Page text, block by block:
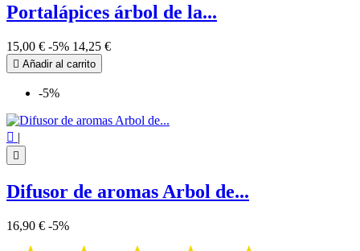
Portalápices árbol de la...
15,00 € -5% 14,25 €
 Añadir al carrito
-5%
 |

Difusor de aromas Arbol de...
16,90 € -5%